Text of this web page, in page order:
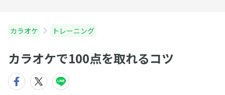
カラオケ トレーニング
カラオケで100点を取れるコツ